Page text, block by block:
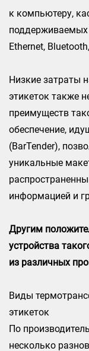
к компьютеру,
поддерживаемых
Ethernet,
Низкие затраты
этикеток также
преимуществ
обеспечение,
(BarTender),
уникальные
информацией и
Другим
устройства
из различных
Виды
этикеток
По
несколько